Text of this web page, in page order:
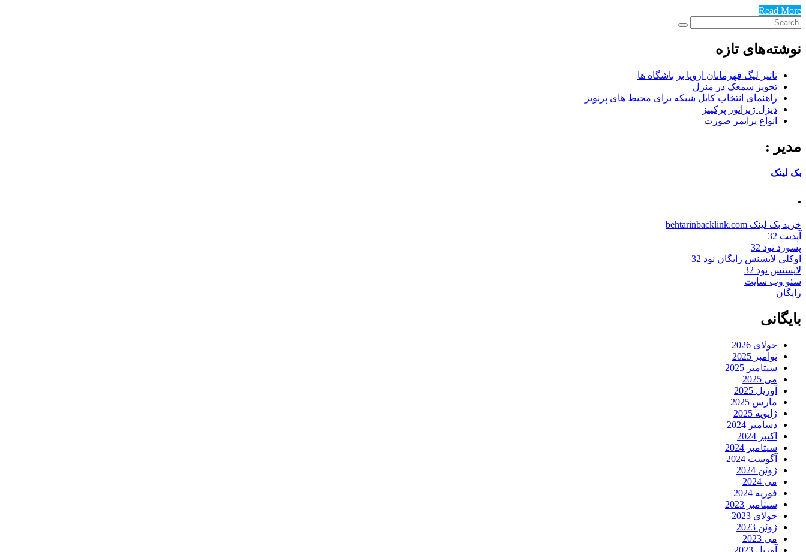
Read More
نوشته‌های تازه
تاثیر لیگ قهرمانان اروپا بر باشگاه ها
تجویز سمعک در منزل
راهنمای انتخاب کابل شبکه برای محیط های پرنویز
دیزل ژنراتور پرکینز
انواع پرایمر صورت
مدیر :
بک لینک
.
خرید بک لینک behtarinbacklink.com
آپدیت 32
پسورد نود 32
اوکلی لایسنس رایگان نود 32
لایسنس نود 32
سئو وب سایت
رایگان
بایگانی
جولای 2026
نوامبر 2025
سپتامبر 2025
می 2025
آوریل 2025
مارس 2025
ژانویه 2025
دسامبر 2024
اکتبر 2024
سپتامبر 2024
آگوست 2024
ژوئن 2024
می 2024
فوریه 2024
سپتامبر 2023
جولای 2023
ژوئن 2023
می 2023
آوریل 2023